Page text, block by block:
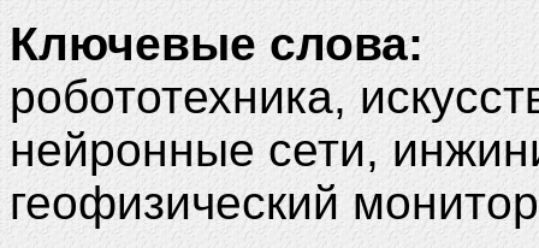
Ключевые слова:
робототехника,
нейронные сети,
геофизический